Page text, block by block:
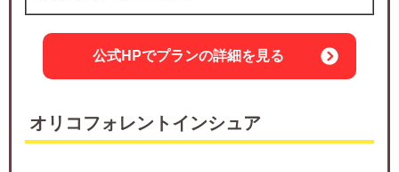
公式HPでプランの詳細を見る
オリコフォレントインシュア